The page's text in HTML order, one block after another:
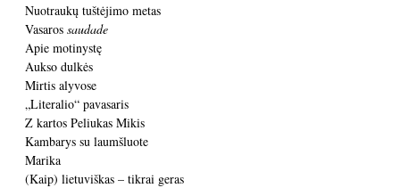
Nuotraukų tuštėjimo metas
Vasaros saudade
Apie motinystę
Aukso dulkės
Mirtis alyvose
„Literalio“ pavasaris
Z kartos Peliukas Mikis
Kambarys su laumšluote
Marika
(Kaip) lietuviškas – tikrai geras